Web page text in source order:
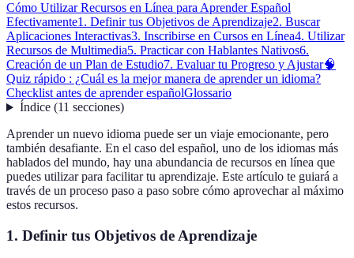
Cómo Utilizar Recursos en Línea para Aprender Español
Efectivamente1. Definir tus Objetivos de Aprendizaje2. Buscar
Aplicaciones Interactivas3. Inscribirse en Cursos en Línea4. Utilizar
Recursos de Multimedia5. Practicar con Hablantes Nativos6.
Creación de un Plan de Estudio7. Evaluar tu Progreso y Ajustar🧠
Quiz rápido : ¿Cuál es la mejor manera de aprender un idioma?
Checklist antes de aprender españolGlossario
Índice(11 secciones)
Aprender un nuevo idioma puede ser un viaje emocionante, pero
también desafiante. En el caso del español, uno de los idiomas más
hablados del mundo, hay una abundancia de recursos en línea que
puedes utilizar para facilitar tu aprendizaje. Este artículo te guiará a
través de un proceso paso a paso sobre cómo aprovechar al máximo
estos recursos.
1. Definir tus Objetivos de Aprendizaje